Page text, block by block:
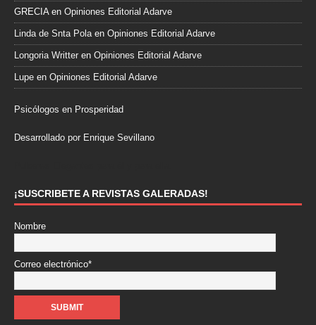
GRECIAen Opiniones Editorial Adarve
Linda de Snta Polaen Opiniones Editorial Adarve
Longoria Writter en Opiniones Editorial Adarve
Lupe en Opiniones Editorial Adarve
Psicólogos en Prosperidad
Desarrollado por Enrique Sevillano
¡SUSCRIBETE A REVISTAS GALERADAS!
Nombre
Correo electrónico*